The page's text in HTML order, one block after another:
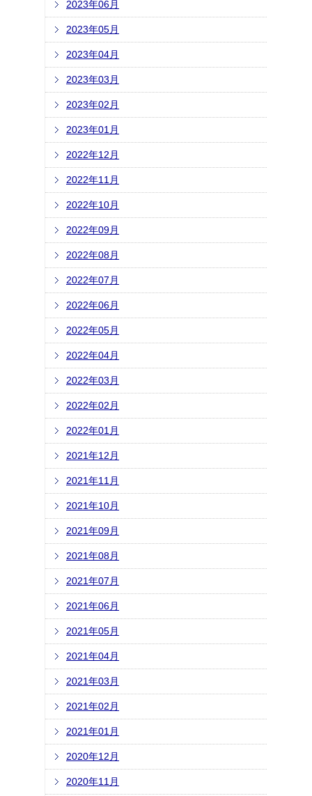
2023年06月
2023年05月
2023年04月
2023年03月
2023年02月
2023年01月
2022年12月
2022年11月
2022年10月
2022年09月
2022年08月
2022年07月
2022年06月
2022年05月
2022年04月
2022年03月
2022年02月
2022年01月
2021年12月
2021年11月
2021年10月
2021年09月
2021年08月
2021年07月
2021年06月
2021年05月
2021年04月
2021年03月
2021年02月
2021年01月
2020年12月
2020年11月